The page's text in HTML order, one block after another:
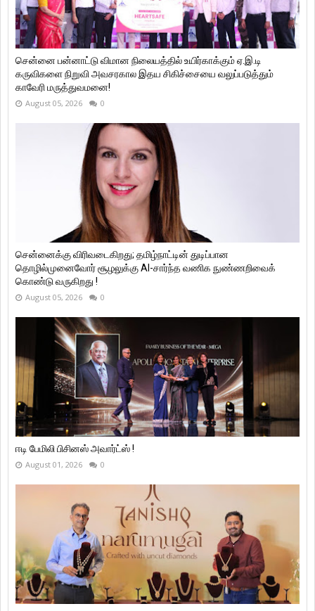
சென்னை பன்னாட்டு விமான நிலையத்தில் உயிர்காக்கும் ஏ.இ.டி
கருவிகளை நிறுவி அவசரகால இதய சிகிச்சையை வலுப்படுத்தும்
காவேரி மருத்துவமனை!
August 05, 2026 0
சென்னைக்கு விரிவடைகிறது; தமிழ்நாட்டின் துடிப்பான
தொழில்முனைவோர் சூழலுக்கு AI-சார்ந்த வணிக நுண்ணறிவைக்
கொண்டு வருகிறது !
August 05, 2026 0
ஈடி பேமிலி பிசினஸ் அவார்ட்ஸ் !
August 01, 2026 0